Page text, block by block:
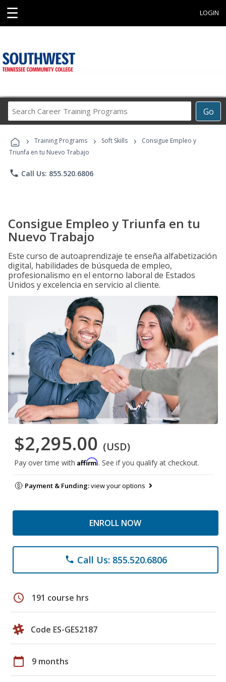
☰ LOGIN
Go
Career
Programs
› Training Programs › Soft Skills ›
Consigue Empleo y
Triunfa en tu Nuevo Trabajo
phone Call Us: 855.520.6806
Consigue Empleo y Triunfa en tu
Nuevo Trabajo
Este curso de autoaprendizaje te enseña alfabetización
digital, habilidades de búsqueda de empleo,
profesionalismo en el entorno laboral de Estados
Unidos y excelencia en servicio al cliente.
$2,295.00 (USD)
Pay over time with Affirm. See if you qualify at checkout.
Payment & Funding:view your options
ENROLL NOW
phone Call Us: 855.520.6806
schedule 191 course hrs
Code ES-GES2187
calendar_today 9 months